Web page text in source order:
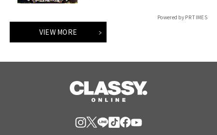
Powered by PR TIMES
VIEW MORE